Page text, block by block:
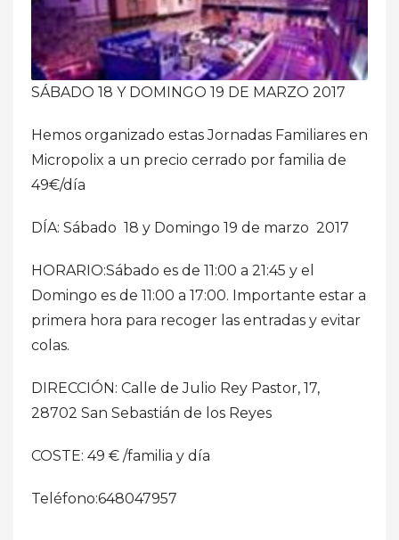
SÁBADO 18 Y DOMINGO 19 DE MARZO 2017
Hemos organizado estas Jornadas Familiares en
Micropolix a un precio cerrado por familia de
49€/día
DÍA: Sábado 18 y Domingo 19 de marzo 2017
HORARIO:Sábado es de 11:00 a 21:45 y el
Domingo es de 11:00 a 17:00. Importante estar a
primera hora para recoger las entradas y evitar
colas.
DIRECCIÓN: Calle de Julio Rey Pastor, 17,
28702 San Sebastián de los Reyes
COSTE: 49 € /familia y día
Teléfono:648047957